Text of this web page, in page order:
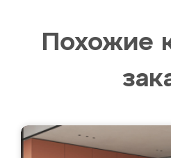
Похожие